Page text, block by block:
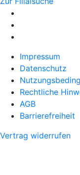
Impressum
Datenschutz
Rechtliche
AGB
Barrierefreiheit
Vertrag widerrufen